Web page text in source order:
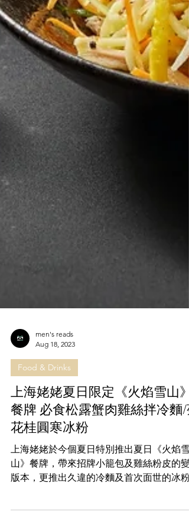
men's reads
Aug 18, 2023
Food & Drinks
上海姥姥夏日限定《火焰雪山》
餐牌 必食松露蟹肉雞絲拌冷麵/
花桂圓寒冰粉